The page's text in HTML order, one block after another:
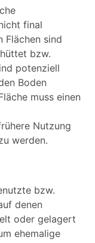
final
Flächen sind
bzw.
potenziell
Boden
muss einen
Nutzung
werden.
bzw.
denen
oder gelagert
ehemalige